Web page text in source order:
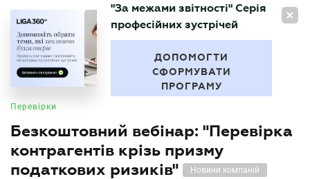
UA
БУХГАЛТЕР
"За межами звітності" Серія
професійних зустрічей
ДОПОМОГТИ
СФОРМУВАТИ
ПРОГРАМУ
Перевірки
Безкоштовний вебінар: "Перевірка
контрагентів крізь призму
податкових ризиків"
Новини компаній